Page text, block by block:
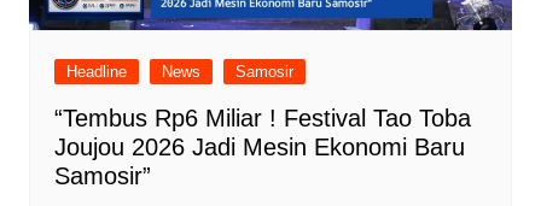
Headline News Samosir
“Tembus Rp6 Miliar ! Festival Tao Toba
Joujou 2026 Jadi Mesin Ekonomi Baru
Samosir”